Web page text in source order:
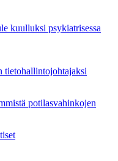
kuulluksi psykiatrisessa
tietohallintojohtajaksi
potilasvahinkojen